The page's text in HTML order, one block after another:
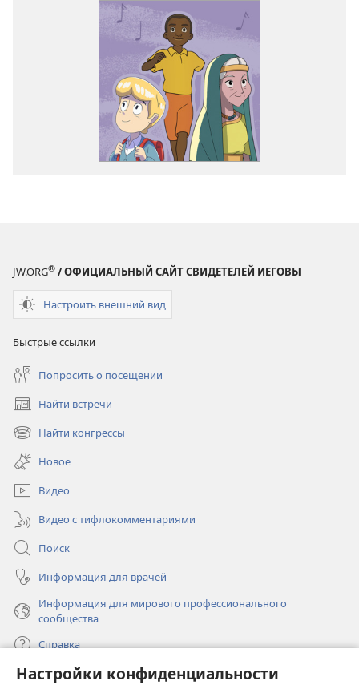
Настройки конфиденциальности
JW.ORG® / ОФИЦИАЛЬНЫЙ САЙТ СВИДЕТЕЛЕЙ ИЕГОВЫ
Настроить внешний вид
Быстрые ссылки
Попросить о посещении
Найти встречи
(открывается
в
новом
окне)
Найти конгрессы
(открывается
новом
окне)
Новое
Видео
Видео с тифлокомментариями
Поиск
Информация для врачей
Информация для мирового профессионального
сообщества
Справка
Пожертвования